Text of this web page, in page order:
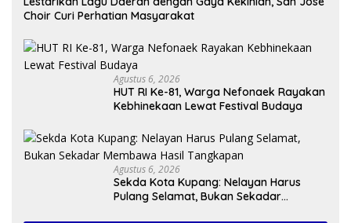
Choir Curi Perhatian Masyarakat
Agustus 6, 2026
HUT RI Ke-81, Warga Nefonaek Rayakan
Kebhinekaan Lewat Festival Budaya
Agustus 6, 2026
Sekda Kota Kupang: Nelayan Harus
Pulang Selamat, Bukan Sekadar